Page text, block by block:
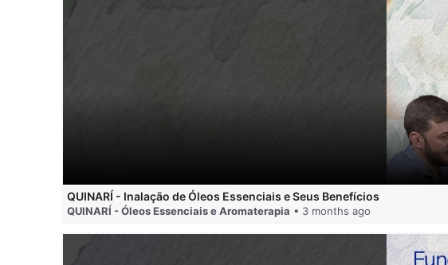
QUINARÍ - Inalação de Óleos Essenciais e Seus Benefícios
QUINARÍ - Óleos Essenciais e Aromaterapia • 3 months ago